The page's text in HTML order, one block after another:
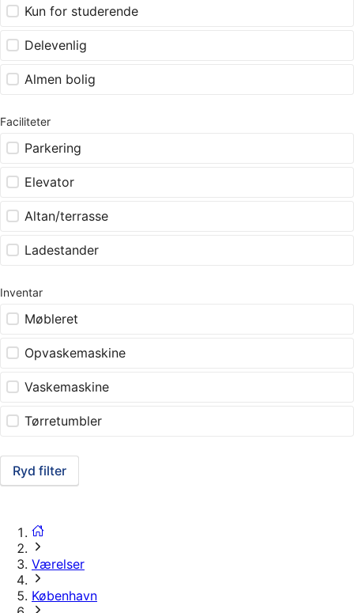
Kun for studerende
Delevenlig
Almen bolig
Faciliteter
Parkering
Elevator
Altan/terrasse
Ladestander
Inventar
Møbleret
Opvaskemaskine
Vaskemaskine
Tørretumbler
Ryd filter
Værelser
København